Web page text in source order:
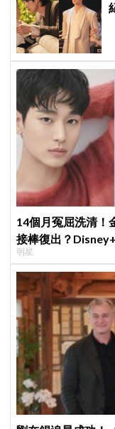
14個月冤屈洗清！
接棒復出？
明星